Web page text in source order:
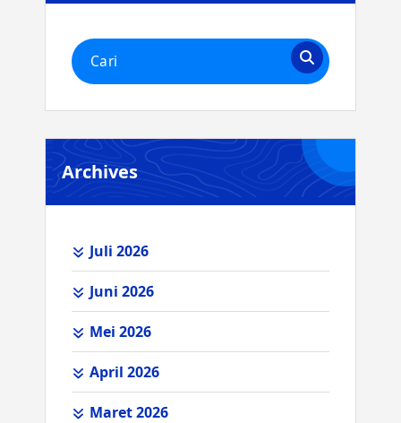
Pencarian
untuk:
Archives
Juli 2026
Juni 2026
Mei 2026
April 2026
Maret 2026